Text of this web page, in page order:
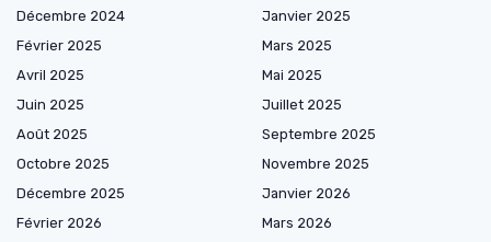
Décembre 2024
Janvier 2025
Février 2025
Mars 2025
Avril 2025
Mai 2025
Juin 2025
Juillet 2025
Août 2025
Septembre 2025
Octobre 2025
Novembre 2025
Décembre 2025
Janvier 2026
Février 2026
Mars 2026